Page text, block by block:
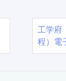
工学
程）電